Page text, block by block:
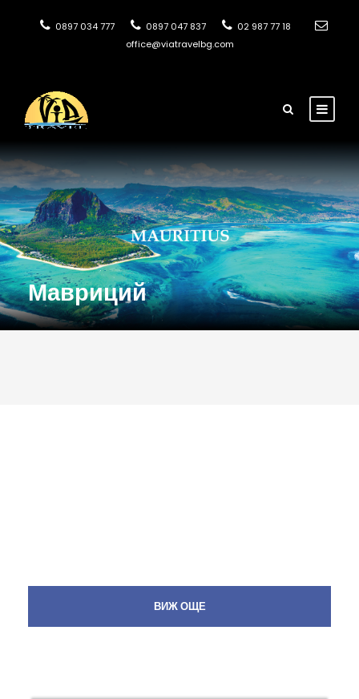
0897 034 777 0897 047 837
02 987 77 18
office@viatravelbg.com
Мавриций
ВИЖ ОЩЕ